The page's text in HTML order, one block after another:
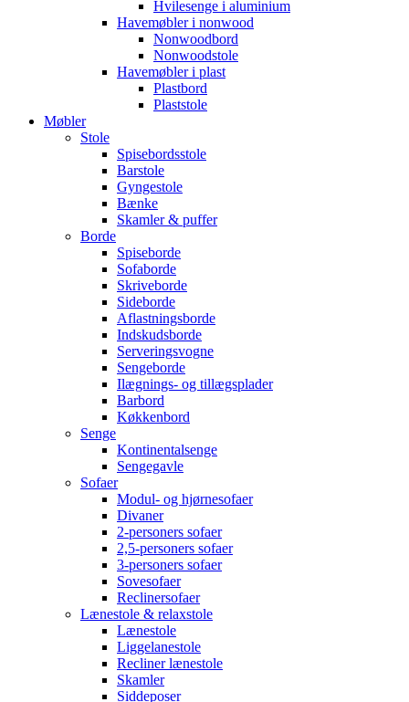
Hvilesenge i aluminium
Havemøbler i nonwood
Nonwoodbord
Nonwoodstole
Havemøbler i plast
Plastbord
Plaststole
Møbler
Stole
Spisebordsstole
Barstole
Gyngestole
Bænke
Skamler & puffer
Borde
Spiseborde
Sofaborde
Skriveborde
Sideborde
Aflastningsborde
Indskudsborde
Serveringsvogne
Sengeborde
Ilægnings- og tillægsplader
Barbord
Køkkenbord
Senge
Kontinentalsenge
Sengegavle
Sofaer
Modul- og hjørnesofaer
Divaner
2-personers sofaer
2,5-personers sofaer
3-personers sofaer
Sovesofaer
Reclinersofaer
Lænestole & relaxstole
Lænestole
Liggelanestole
Recliner lænestole
Skamler
Siddeposer